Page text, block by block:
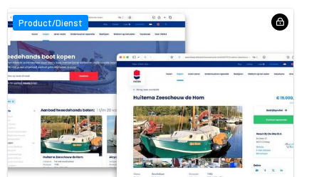
Product/Dienst